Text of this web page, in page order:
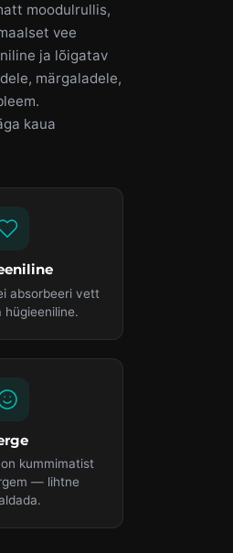
moodulrullis,
vee
ja lõigatav
märgaladele,
kaua
absorbeeri vett
kummimatist
— lihtne